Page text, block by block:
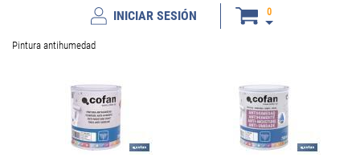
INICIAR SESIÓN 0
Pintura antihumedad